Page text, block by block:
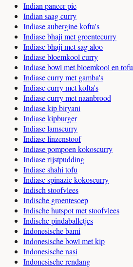
Indian paneer pie
Indian saag curry
Indiase aubergine kofta's
Indiase bhaji met groentecurry
Indiase bhaji met sag aloo
Indiase bloemkool curry
Indiase bowl met bloemkool en tofu
Indiase curry met gamba's
Indiase curry met kofta's
Indiase curry met naanbrood
Indiase kip biryani
Indiase kipburger
Indiase lamscurry
Indiase linzenstoof
Indiase pompoen kokoscurry
Indiase rijstpudding
Indiase shahi tofu
Indiase spinazie kokoscurry
Indisch stoofvlees
Indische groentesoep
Indische hutspot met stoofvlees
Indische pindaballetjes
Indonesische bami
Indonesische bowl met kip
Indonesische nasi
Indonesische rendang